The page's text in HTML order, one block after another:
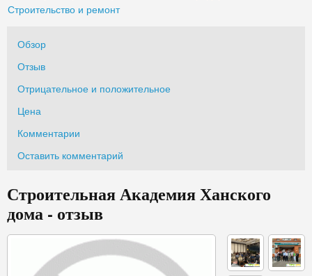
Строительство и ремонт
Обзор
Отзыв
Отрицательное и положительное
Цена
Комментарии
Оставить комментарий
Строительная Академия Ханского
дома - отзыв